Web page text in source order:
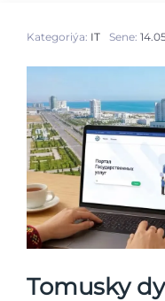
Kategoriýa: IT Sene:
Tomusky